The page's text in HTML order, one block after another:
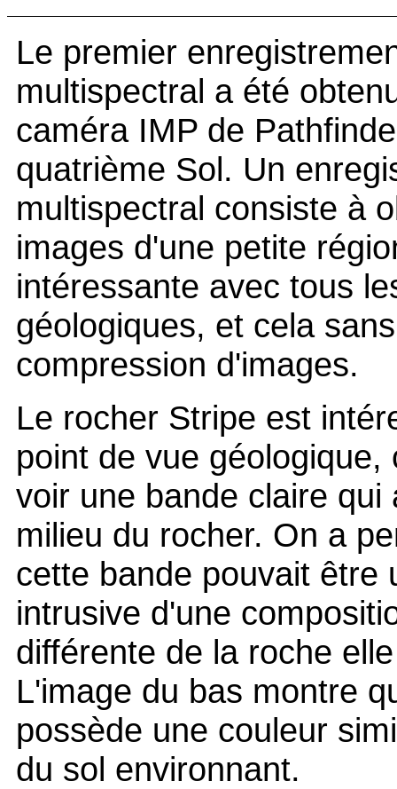
Le premier
multispectral a été
caméra IMP de
quatrième Sol. Un
multispectral consiste à
images d'une petite
intéressante avec tous
géologiques, et cela sans
compression d'images.
Le rocher Stripe est
point de vue géologique,
voir une bande claire qui
milieu du rocher. On a
cette bande pouvait être
intrusive d'une
différente de la roche
L'image du bas montre
possède une couleur
du sol environnant.